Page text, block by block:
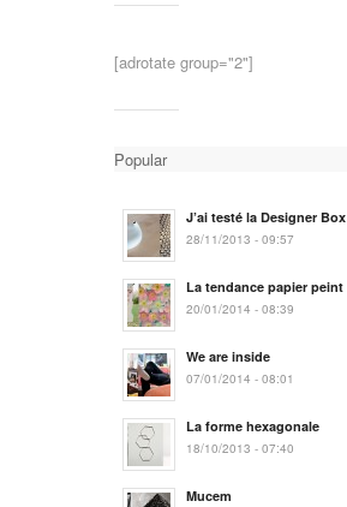
[adrotate group="2"]
Popular
J’ai testé la Designer Box
28/11/2013 - 09:57
La tendance papier peint
20/01/2014 - 08:39
We are inside
07/01/2014 - 08:01
La forme hexagonale
18/10/2013 - 07:40
Mucem